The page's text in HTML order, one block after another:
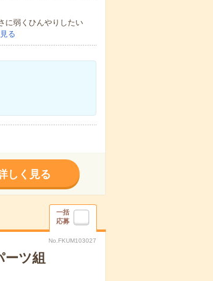
に弱くひんやりしたい
る
しく見る
一括
応募
No.FKUM103027
ツ組